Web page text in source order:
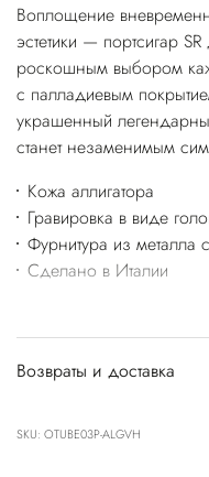
Воплощение
эстетики — портсигар
роскошным выбором
с палладиевым
украшенный
станет незаменимым
Кожа аллигатора
Гравировка в виде
Фурнитура из металла
Сделано в Италии
Возвраты и доставка
SKU: OTUBE03P-ALGVH